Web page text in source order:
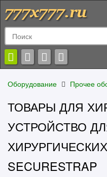
Оборудование Прочее
ТОВАРЫ ДЛЯ
УСТРОЙСТВО
SECURESTRAP